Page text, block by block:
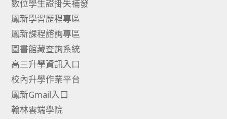
數位學生證掛失補發
鳳新學習歷程專區
鳳新課程諮詢專區
圖書館藏查詢系統
高三升學資訊入口
校內升學作業平台
鳳新Gmail入口
翰林雲端學院